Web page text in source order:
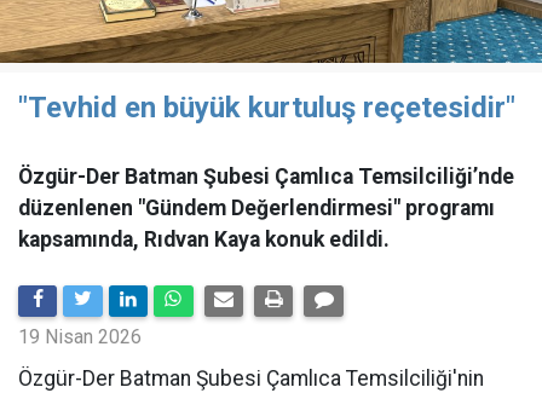
"Tevhid en büyük kurtuluş reçetesidir"
Özgür-Der Batman Şubesi Çamlıca Temsilciliği’nde
düzenlenen "Gündem Değerlendirmesi" programı
kapsamında, Rıdvan Kaya konuk edildi.
19 Nisan 2026
​Özgür-Der Batman Şubesi Çamlıca Temsilciliği'nin